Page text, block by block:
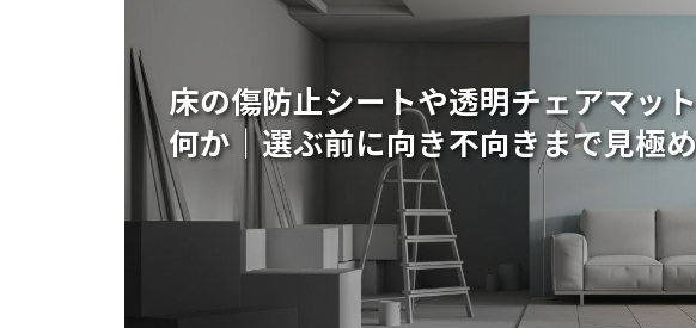
床の傷防止シートや透明チェアマッ
何か｜選ぶ前に向き不向きまで見極